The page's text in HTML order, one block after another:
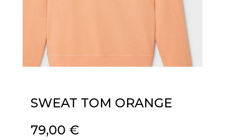
SWEAT TOM ORANGE
79,00 €